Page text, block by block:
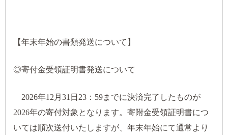
【年末年始の書類発送について】
◎寄付金受領証明書発送について
2026年12月31日23：59までに決済完了したものが
2026年の寄付対象となります。寄附金受領証明書につ
いては順次送付いたしますが、年末年始にて通常より